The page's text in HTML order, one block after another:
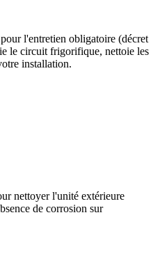
l'entretien obligatoire (décret
le circuit frigorifique, nettoie les
installation.
nettoyer l'unité extérieure
de corrosion sur